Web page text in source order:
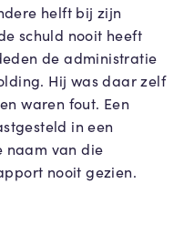
helft bij zijn
schuld nooit heeft
de administratie
Hij was daar zelf
waren fout. Een
in een
naam van die
nooit gezien.